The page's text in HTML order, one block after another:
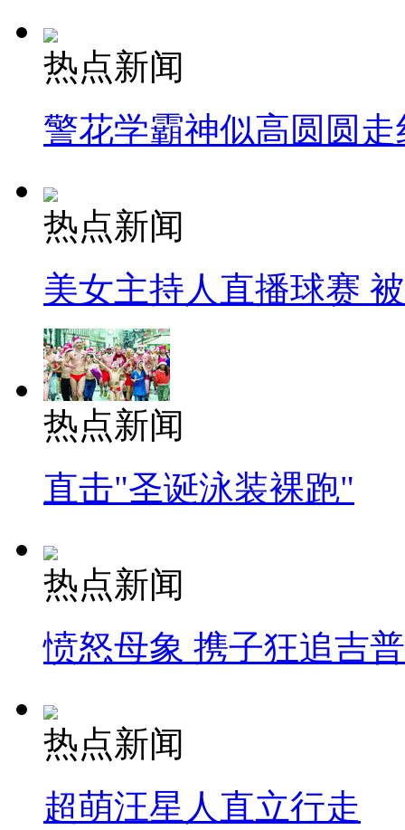
热点新闻
警花学霸神似高圆圆走
热点新闻
美女主持人直播球赛
热点新闻
直击"圣诞泳装裸跑"
热点新闻
愤怒母象 携子狂追吉
热点新闻
超萌汪星人直立行走